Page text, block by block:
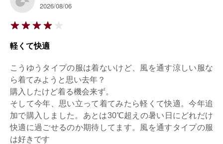
2026/08/06
軽くて快適
こうゆうタイプの服は着ないけど、風を通す涼しい服な
ら着てみようと思い去年？
購入したけど着る機会来ず。
そして今年、思い立って着てみたら軽くて快適。今年追
加で購入しました。あとは30℃超えの暑い日にどれだけ
快適に過ごせるのか期待してます。風を通すタイプの服
は好きです